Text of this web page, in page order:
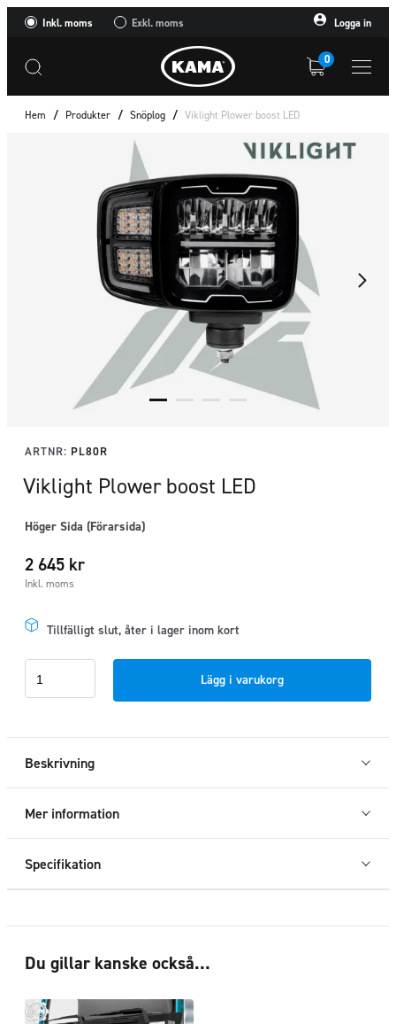
Inkl. moms Exkl. moms Logga in
0
Hem / Produkter / Snöplog / Viklight Plower boost LED
ARTNR: PL80R
Viklight Plower boost LED
Höger Sida (Förarsida)
2 645 kr
Inkl. moms
Tillfälligt slut, åter i lager inom kort
LED
mängd
Lägg i varukorg
Beskrivning
Mer information
Specifikation
Du gillar kanske också…